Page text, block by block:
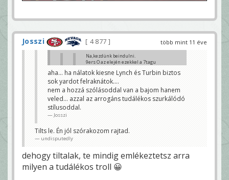
több mint 11 éve
Josszi 4 877
Na,kezdünk beindulni.
9ers O az elején ezekkel a 7tagu
védelmet,azóta szerintem first
downjuk se volt.
undisputedly
megnőtt az arc látom a kezdeti
siránkozás után....
remélem itt nem a játékosok egészségével
kapcsolatos hszre gondolsz. Parotoknak kellene
Második felidoban 6 yardot csináltatok. Vitatkozz a
hozzaszolasommal ennek fényében.
undisputedly
aha... ha nálatok kiesne Lynch és Turbin biztos
sok yardot felraknátok....
nem a hozzá szólásoddal van a bajom hanem
veled... azzal az arrogáns tudálékos szurkálódó
stílusoddal.
Josszi
Tilts le. Én jól szórakozom rajtad.
undisputedly
dehogy tiltalak, te mindig emlékeztetsz arra
milyen a tudálékos troll 😀